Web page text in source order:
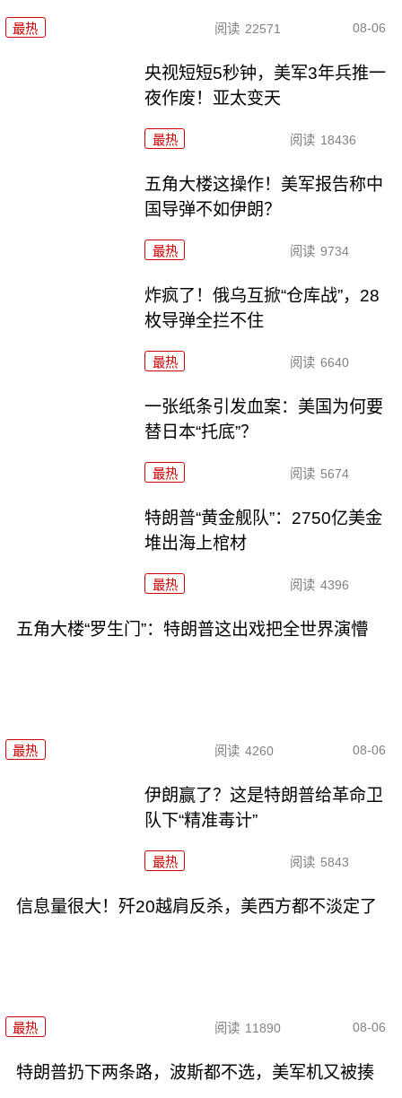
最热 阅读 22571 08-06
央视短短5秒钟，美军3年兵推一
夜作废！亚太变天
最热 阅读 18436
五角大楼这操作！美军报告称中
国导弹不如伊朗？
最热 阅读 9734
炸疯了！俄乌互掀“仓库战”，28
枚导弹全拦不住
最热 阅读 6640
一张纸条引发血案：美国为何要
替日本“托底”？
最热 阅读 5674
特朗普“黄金舰队”：2750亿美金
堆出海上棺材
最热 阅读 4396
五角大楼“罗生门”：特朗普这出戏把全世界演懵
最热 阅读 4260 08-06
伊朗赢了？这是特朗普给革命卫
队下“精准毒计”
最热 阅读 5843
信息量很大！歼20越肩反杀，美西方都不淡定了
最热 阅读 11890 08-06
特朗普扔下两条路，波斯都不选，美军机又被揍